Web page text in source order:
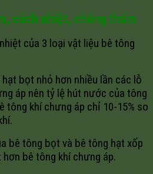
cách nhiệt, chống thấm
của 3 loại vật liệu bê tông
bọt nhỏ hơn nhiều lần các lỗ
áp nên tỷ lệ hút nước của tông
tông khí chưng áp chỉ 10-15% so
bê tông bọt và bê tông hạt xốp
hơn bê tông khí chưng áp.